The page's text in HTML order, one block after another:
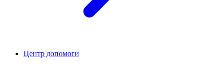
Центр допомоги